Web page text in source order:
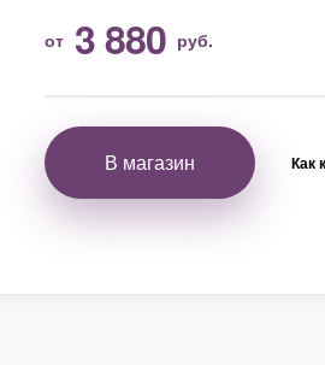
от 3 880 руб.
В магазин Как